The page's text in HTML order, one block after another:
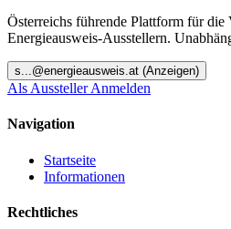
Österreichs führende Plattform für die
Energieausweis-Ausstellern.
s...@energieausweis.at (Anzeigen)
Als Aussteller Anmelden
Navigation
Startseite
Informationen
Rechtliches